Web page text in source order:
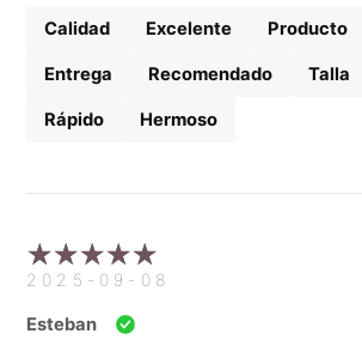
Calidad Excelente Producto
Entrega Recomendado Talla
Rápido Hermoso
2025-09-08
Esteban